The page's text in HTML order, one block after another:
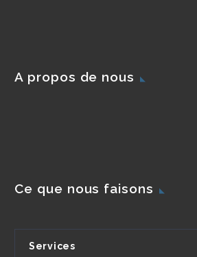
A propos de nous
Ce que nous faisons
Services